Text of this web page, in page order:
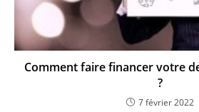
Comment faire financer votre
?
7 février 2022